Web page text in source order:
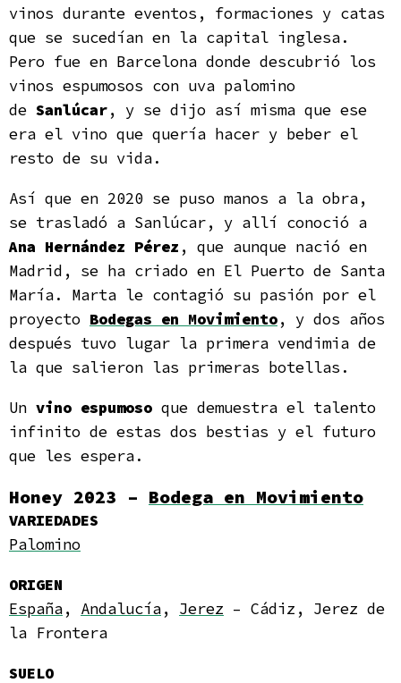
vinos durante eventos, formaciones y catas
que se sucedían en la capital inglesa.
Pero fue en Barcelona donde descubrió los
vinos espumosos con uva palomino
de Sanlúcar, y se dijo así misma que ese
era el vino que quería hacer y beber el
resto de su vida.
Así que en 2020 se puso manos a la obra,
se trasladó a Sanlúcar, y allí conoció a
Ana Hernández Pérez , que aunque nació en
Madrid, se ha criado en El Puerto de Santa
María. Marta le contagió su pasión por el
proyecto Bodegas en Movimiento, y dos años
después tuvo lugar la primera vendimia de
la que salieron las primeras botellas.
Un vino espumoso que demuestra el talento
infinito de estas dos bestias y el futuro
que les espera.
Honey 2023 – Bodega en Movimiento
VARIEDADES
Palomino
ORIGEN
España, Andalucía, Jerez – Cádiz, Jerez de
la Frontera
SUELO